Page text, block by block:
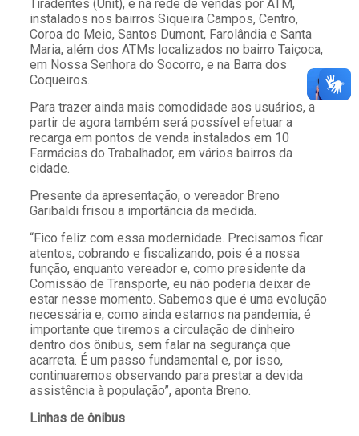
Tiradentes (Unit), e na rede de vendas por ATM,
instalados nos bairros Siqueira Campos, Centro,
Coroa do Meio, Santos Dumont, Farolândia e Santa
Maria, além dos ATMs localizados no bairro Taiçoca,
em Nossa Senhora do Socorro, e na Barra dos
Coqueiros.
Para trazer ainda mais comodidade aos usuários, a
partir de agora também será possível efetuar a
recarga em pontos de venda instalados em 10
Farmácias do Trabalhador, em vários bairros da
cidade.
Presente da apresentação, o vereador Breno
Garibaldi frisou a importância da medida.
“Fico feliz com essa modernidade. Precisamos ficar
atentos, cobrando e fiscalizando, pois é a nossa
função, enquanto vereador e, como presidente da
Comissão de Transporte, eu não poderia deixar de
estar nesse momento. Sabemos que é uma evolução
necessária e, como ainda estamos na pandemia, é
importante que tiremos a circulação de dinheiro
dentro dos ônibus, sem falar na segurança que
acarreta. É um passo fundamental e, por isso,
continuaremos observando para prestar a devida
assistência à população”, aponta Breno.
Linhas de ônibus